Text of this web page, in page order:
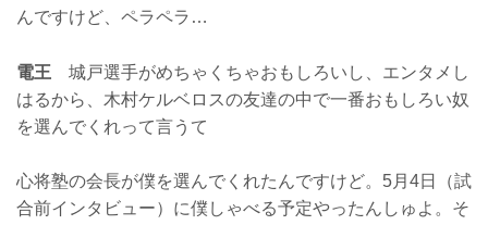
んですけど、ペラペラ…
電王 城戸選手がめちゃくちゃおもしろいし、エンタメし
はるから、木村ケルベロスの友達の中で一番おもしろい奴
を選んでくれって言うて
心将塾の会長が僕を選んでくれたんですけど。5月4日（試
合前インタビュー）に僕しゃべる予定やったんしゅよ。そ